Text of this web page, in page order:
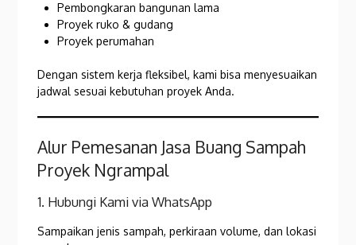
Pembongkaran bangunan lama
Proyek ruko & gudang
Proyek perumahan
Dengan sistem kerja fleksibel, kami bisa menyesuaikan
jadwal sesuai kebutuhan proyek Anda.
Alur Pemesanan Jasa Buang Sampah
Proyek Ngrampal
1. Hubungi Kami via WhatsApp
Sampaikan jenis sampah, perkiraan volume, dan lokasi